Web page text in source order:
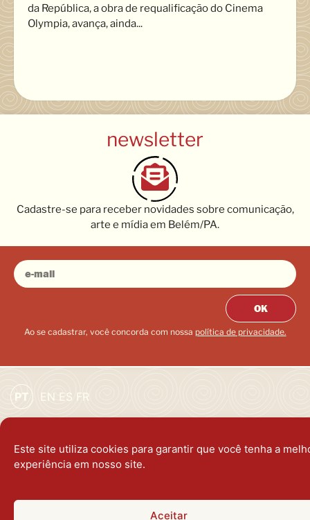
Este site utiliza cookies para garantir que você tenha a
experiência em nosso site.
Aceitar
da República, a obra de requalificação do Cinema
Olympia, avança, ainda...
newsletter
Cadastre-se para receber novidades sobre comunicação,
arte e mídia em Belém/PA.
OK
Ao se cadastrar, você concorda com nossa política de privacidade.
PT EN ES FR
política de privacidade
holofote virtual © 2026